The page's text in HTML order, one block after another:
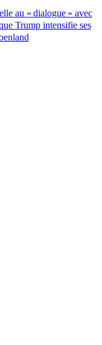
au « dialogue » avec
Trump intensifie ses